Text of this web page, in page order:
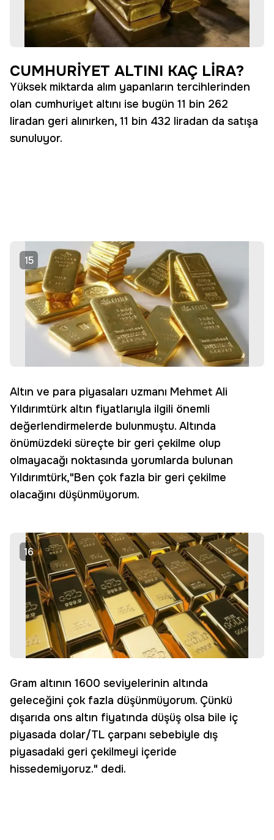
CUMHURİYET ALTINI KAÇ LİRA?
Yüksek miktarda alım yapanların tercihlerinden
olan cumhuriyet altını ise bugün 11 bin 262
liradan geri alınırken, 11 bin 432 liradan da satışa
sunuluyor.
15
Altın ve para piyasaları uzmanı Mehmet Ali
Yıldırımtürk altın fiyatlarıyla ilgili önemli
değerlendirmelerde bulunmuştu. Altında
önümüzdeki süreçte bir geri çekilme olup
olmayacağı noktasında yorumlarda bulunan
Yıldırımtürk,"Ben çok fazla bir geri çekilme
olacağını düşünmüyorum.
16
Gram altının 1600 seviyelerinin altında
geleceğini çok fazla düşünmüyorum. Çünkü
dışarıda ons altın fiyatında düşüş olsa bile iç
piyasada dolar/TL çarpanı sebebiyle dış
piyasadaki geri çekilmeyi içeride
hissedemiyoruz." dedi.